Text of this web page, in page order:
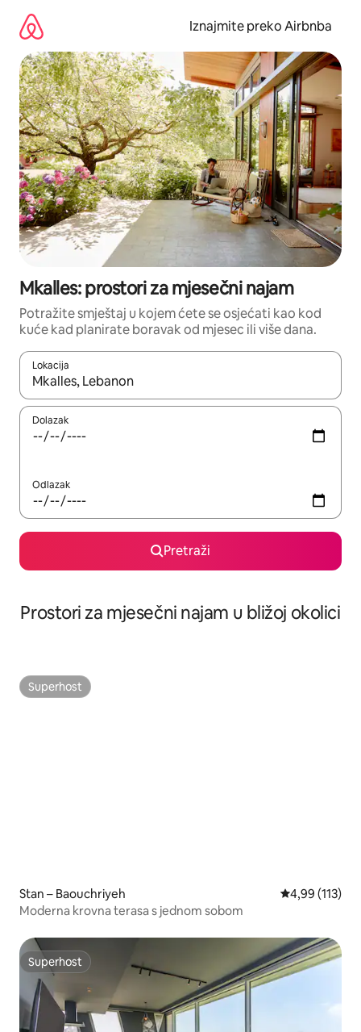
sadržaj
Iznajmite preko Airbnba
Mkalles: prostori za mjesečni najam
Potražite smještaj u kojem ćete se osjećati kao kod
kuće kad planirate boravak od mjesec ili više dana.
Lokacija
Kada budu dostupni rezultati, moći ćete ih pregledati
Dolazak
Odlazak
Pretraži
Prostori za mjesečni najam u bližoj okolici
Superhost
Superhost
Stan – Baouchriyeh Prosječna
4,99 (113)
Moderna krovna terasa s jednom sobom
Superhost
Superhost